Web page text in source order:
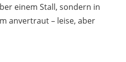
einem Stall, sondern in
anvertraut – leise, aber